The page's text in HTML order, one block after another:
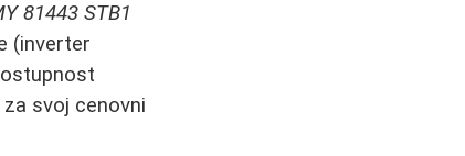
81443 STB1
(inverter
svoj cenovni